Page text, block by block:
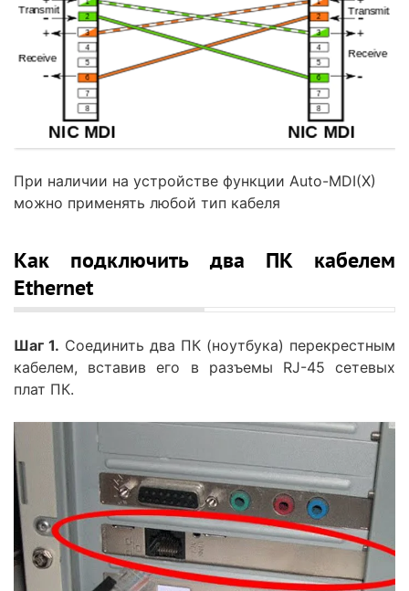
При наличии на устройстве функции Auto-MDI(X)
можно применять любой тип кабеля
Как подключить два ПК кабелем
Ethernet
Шаг 1. Соединить два ПК (ноутбука) перекрестным
кабелем, вставив его в разъемы RJ-45 сетевых
плат ПК.